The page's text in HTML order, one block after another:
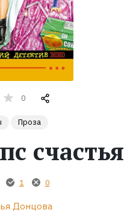
0
Проза
счастья
1 0
Донцова